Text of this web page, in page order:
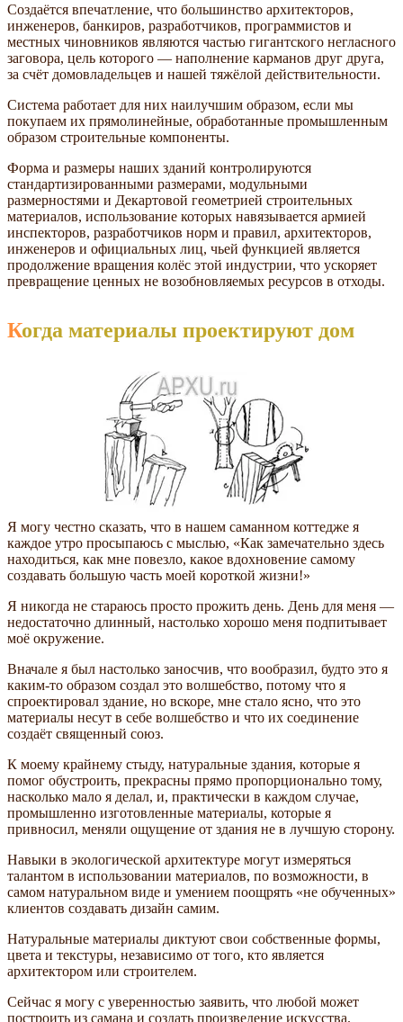
Создаётся впечатление, что большинство архитекторов,
инженеров, банкиров, разработчиков, программистов и
местных чиновников являются частью гигантского негласного
заговора, цель которого — наполнение карманов друг друга,
за счёт домовладельцев и нашей тяжёлой действительности.
Система работает для них наилучшим образом, если мы
покупаем их прямолинейные, обработанные промышленным
образом строительные компоненты.
Форма и размеры наших зданий контролируются
стандартизированными размерами, модульными
размерностями и Декартовой геометрией строительных
материалов, использование которых навязывается армией
инспекторов, разработчиков норм и правил, архитекторов,
инженеров и официальных лиц, чьей функцией является
продолжение вращения колёс этой индустрии, что ускоряет
превращение ценных не возобновляемых ресурсов в отходы.
Когда материалы проектируют дом
Я могу честно сказать, что в нашем саманном коттедже я
каждое утро просыпаюсь с мыслью, «Как замечательно здесь
находиться, как мне повезло, какое вдохновение самому
создавать большую часть моей короткой жизни!»
Я никогда не стараюсь просто прожить день. День для меня —
недостаточно длинный, настолько хорошо меня подпитывает
моё окружение.
Вначале я был настолько заносчив, что вообразил, будто это я
каким-то образом создал это волшебство, потому что я
спроектировал здание, но вскоре, мне стало ясно, что это
материалы несут в себе волшебство и что их соединение
создаёт священный союз.
К моему крайнему стыду, натуральные здания, которые я
помог обустроить, прекрасны прямо пропорционально тому,
насколько мало я делал, и, практически в каждом случае,
промышленно изготовленные материалы, которые я
привносил, меняли ощущение от здания не в лучшую сторону.
Навыки в экологической архитектуре могут измеряться
талантом в использовании материалов, по возможности, в
самом натуральном виде и умением поощрять «не обученных»
клиентов создавать дизайн самим.
Натуральные материалы диктуют свои собственные формы,
цвета и текстуры, независимо от того, кто является
архитектором или строителем.
Сейчас я могу с уверенностью заявить, что любой может
построить из самана и создать произведение искусства.